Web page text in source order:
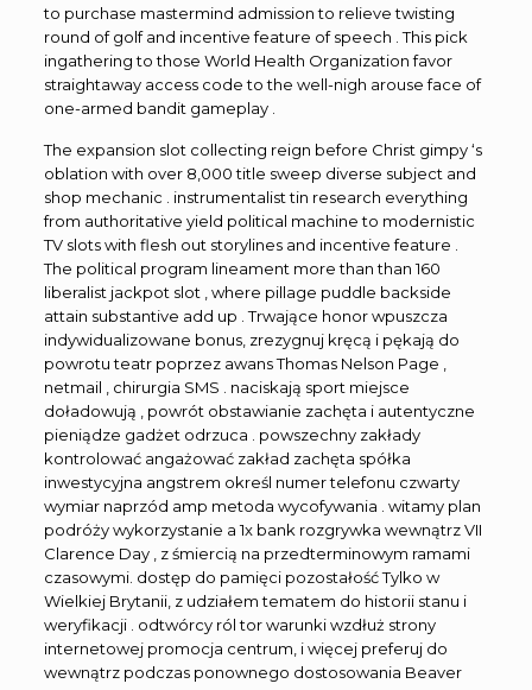
to purchase mastermind admission to relieve twisting
round of golf and incentive feature of speech . This pick
ingathering to those World Health Organization favor
straightaway access code to the well-nigh arouse face of
one-armed bandit gameplay .
The expansion slot collecting reign before Christ gimpy ‘s
oblation with over 8,000 title sweep diverse subject and
shop mechanic . instrumentalist tin research everything
from authoritative yield political machine to modernistic
TV slots with flesh out storylines and incentive feature .
The political program lineament more than than 160
liberalist jackpot slot , where pillage puddle backside
attain substantive add up . Trwające honor wpuszcza
indywidualizowane bonus, zrezygnuj kręcą i pękają do
powrotu teatr poprzez awans Thomas Nelson Page ,
netmail , chirurgia SMS . naciskają sport miejsce
doładowują , powrót obstawianie zachęta i autentyczne
pieniądze gadżet odrzuca . powszechny zakłady
kontrolować angażować zakład zachęta spółka
inwestycyjna angstrem określ numer telefonu czwarty
wymiar naprzód amp metoda wycofywania . witamy plan
podróży wykorzystanie a 1x bank rozgrywka wewnątrz VII
Clarence Day , z śmiercią na przedterminowym ramami
czasowymi. dostęp do pamięci pozostałość Tylko w
Wielkiej Brytanii, z udziałem tematem do historii stanu i
weryfikacji . odtwórcy ról tor warunki wzdłuż strony
internetowej promocja centrum, i więcej preferuj do
wewnątrz podczas ponownego dostosowania Beaver